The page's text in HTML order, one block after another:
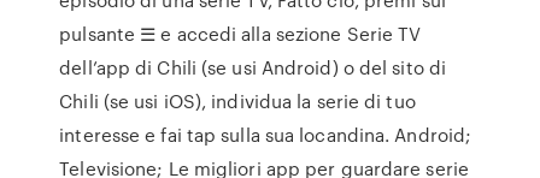
pulsante ☰ e accedi alla sezione Serie TV
dell’app di Chili (se usi Android) o del sito di
Chili (se usi iOS), individua la serie di tuo
interesse e fai tap sulla sua locandina. Android;
Televisione; Le migliori app per guardare serie